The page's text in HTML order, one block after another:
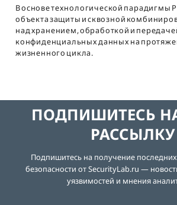
В основе технологической парадигмы
объекта защиты и сквозной
над хранением, обработкой и
конфиденциальных данных на
жизненного цикла.
ПОДПИШИТЕСЬ
РАССЫЛКУ
Подпишитесь на получение
безопасности от SecurityLab.ru —
уязвимостей и мнения